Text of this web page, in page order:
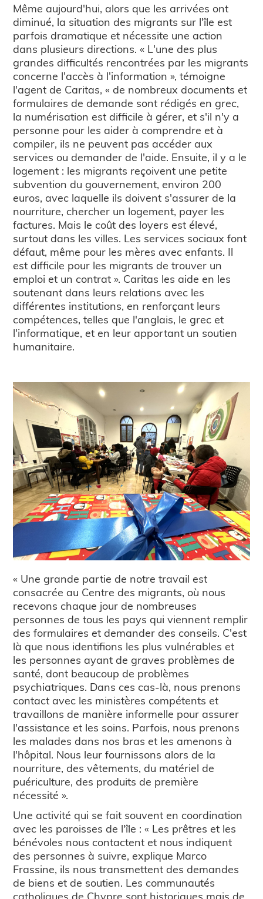
Même aujourd'hui, alors que les arrivées ont
diminué, la situation des migrants sur l'île est
parfois dramatique et nécessite une action
dans plusieurs directions. « L'une des plus
grandes difficultés rencontrées par les migrants
concerne l'accès à l'information », témoigne
l'agent de Caritas, « de nombreux documents et
formulaires de demande sont rédigés en grec,
la numérisation est difficile à gérer, et s'il n'y a
personne pour les aider à comprendre et à
compiler, ils ne peuvent pas accéder aux
services ou demander de l'aide. Ensuite, il y a le
logement : les migrants reçoivent une petite
subvention du gouvernement, environ 200
euros, avec laquelle ils doivent s'assurer de la
nourriture, chercher un logement, payer les
factures. Mais le coût des loyers est élevé,
surtout dans les villes. Les services sociaux font
défaut, même pour les mères avec enfants. Il
est difficile pour les migrants de trouver un
emploi et un contrat ». Caritas les aide en les
soutenant dans leurs relations avec les
différentes institutions, en renforçant leurs
compétences, telles que l'anglais, le grec et
l'informatique, et en leur apportant un soutien
humanitaire.
« Une grande partie de notre travail est
consacrée au Centre des migrants, où nous
recevons chaque jour de nombreuses
personnes de tous les pays qui viennent remplir
des formulaires et demander des conseils. C'est
là que nous identifions les plus vulnérables et
les personnes ayant de graves problèmes de
santé, dont beaucoup de problèmes
psychiatriques. Dans ces cas-là, nous prenons
contact avec les ministères compétents et
travaillons de manière informelle pour assurer
l'assistance et les soins. Parfois, nous prenons
les malades dans nos bras et les amenons à
l'hôpital. Nous leur fournissons alors de la
nourriture, des vêtements, du matériel de
puériculture, des produits de première
nécessité ».
Une activité qui se fait souvent en coordination
avec les paroisses de l'île : « Les prêtres et les
bénévoles nous contactent et nous indiquent
des personnes à suivre, explique Marco
Frassine, ils nous transmettent des demandes
de biens et de soutien. Les communautés
catholiques de Chypre sont historiques mais de